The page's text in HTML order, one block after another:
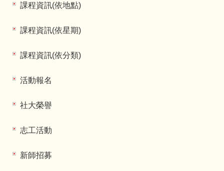
課程資訊(依地點)
課程資訊(依星期)
課程資訊(依分類)
活動報名
社大榮譽
志工活動
新師招募